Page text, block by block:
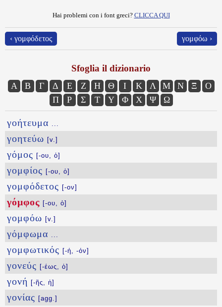
Hai problemi con i font greci? CLICCA QUI
‹ γομφόδετος γομφόω ›
Sfoglia il dizionario
Α Β Γ Δ Ε Ζ Η Θ Ι Κ Λ Μ Ν Ξ
Ο
Π
Ρ Σ Τ Υ Φ Χ Ψ Ω
γοήτευμα ...
γοητεύω [v.]
γόμος [-ου, ὁ]
γομφίος [-ου, ὁ]
γομφόδετος [-ον]
γόμφος [-ου, ὁ]
γομφόω [v.]
γόμφωμα ...
γομφωτικός [-ή, -όν]
γονεύς [-έως, ὁ]
γονή [-ῆς, ἡ]
γονίας [agg.]